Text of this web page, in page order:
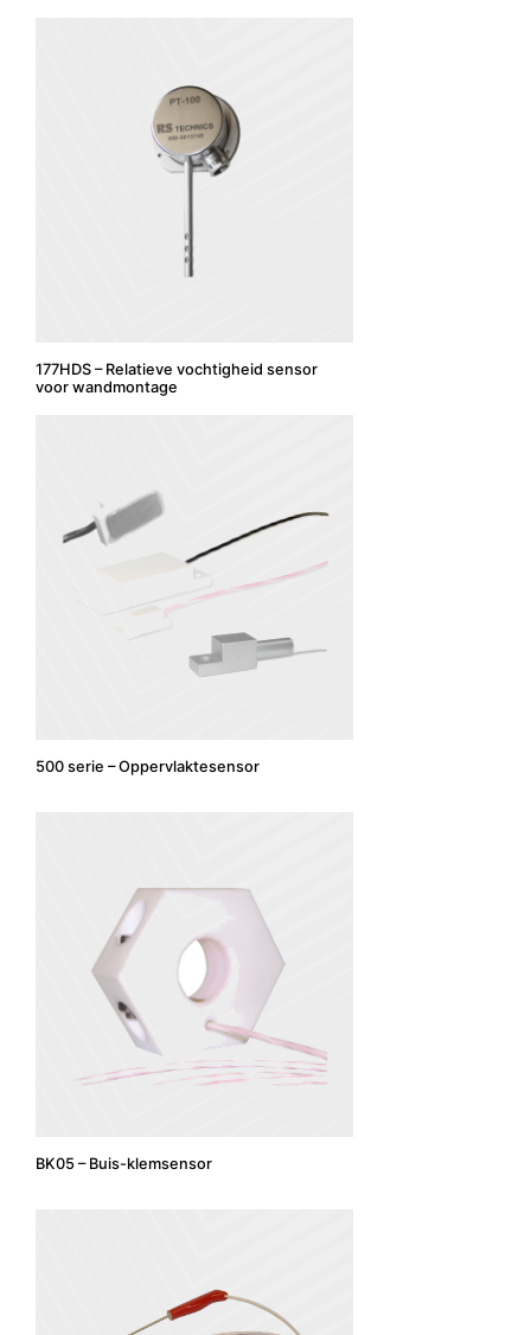
177HDS – Relatieve vochtigheid sensor
voor wandmontage
500 serie – Oppervlaktesensor
BK05 – Buis-klemsensor